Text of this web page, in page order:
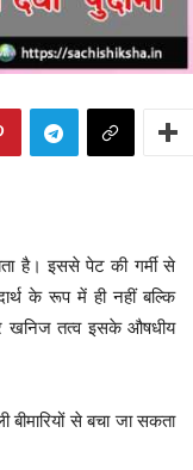
है। इससे पेट की गर्मी से
के रूप में ही नहीं बल्कि
खनिज तत्व इसके औषधीय
बीमारियों से बचा जा सकता